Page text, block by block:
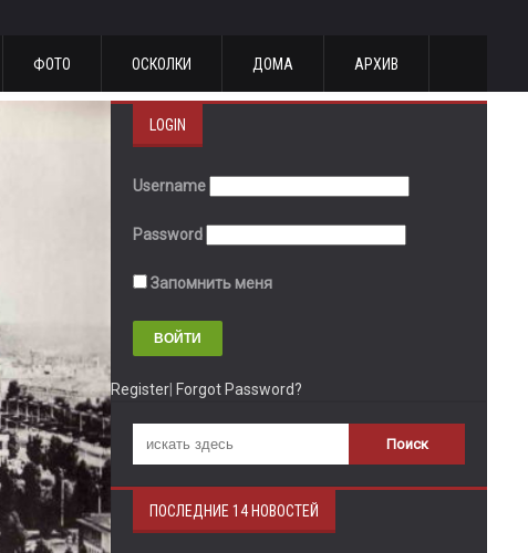
ФОТО ОСКОЛКИ ДОМА АРХИВ
LOGIN
Username
Password
Запомнить меня
Register Forgot Password?
ПОСЛЕДНИЕ 14 НОВОСТЕЙ